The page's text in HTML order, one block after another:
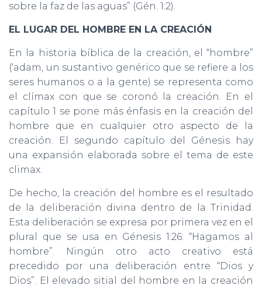
sobre la faz de las aguas” (Gén. 1:2).
EL LUGAR DEL HOMBRE EN LA CREACIÓN
En la historia bíblica de la creación, el “hombre”
(‘adam, un sustantivo genérico que se refiere a los
seres humanos o a la gente) se representa como
el clímax con que se coronó la creación. En el
capítulo 1 se pone más énfasis en la creación del
hombre que en cualquier otro aspecto de la
creación. El segundo capítulo del Génesis hay
una expansión elaborada sobre el tema de este
climax.
De hecho, la creación del hombre es el resultado
de la deliberación divina dentro de la Trinidad.
Esta deliberación se expresa por primera vez en el
plural que se usa en Génesis 1:26: “Hagamos al
hombre”. Ningún otro acto creativo está
precedido por una deliberación entre “Dios y
Dios”. El elevado sitial del hombre en la creación